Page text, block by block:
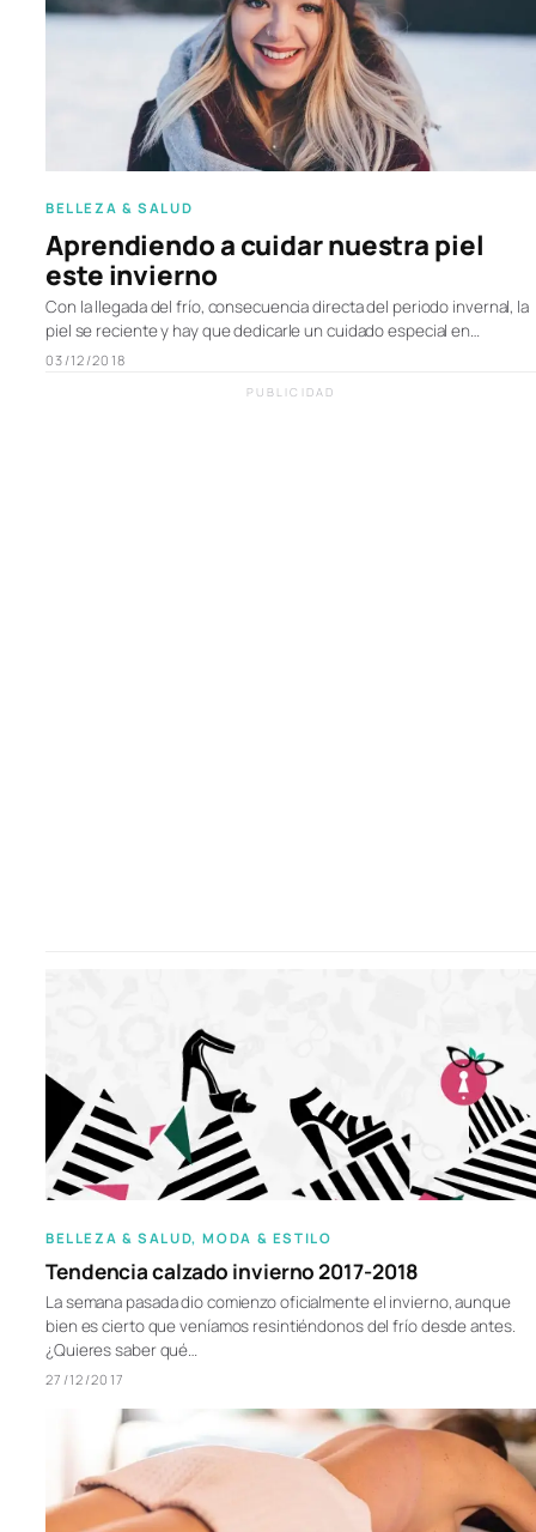
BELLEZA & SALUD
Aprendiendo a cuidar nuestra piel
este invierno
Con la llegada del frío, consecuencia directa del periodo invernal, la
piel se reciente y hay que dedicarle un cuidado especial en…
03/12/2018
PUBLICIDAD
BELLEZA & SALUD, MODA & ESTILO
Tendencia calzado invierno 2017-2018
La semana pasada dio comienzo oficialmente el invierno, aunque
bien es cierto que veníamos resintiéndonos del frío desde antes.
¿Quieres saber qué…
27/12/2017